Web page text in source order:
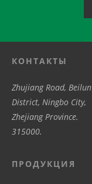
КОНТАКТЫ
Zhujiang Road, Beilun
District, Ningbo City,
Zhejiang Province.
315000.
ПРОДУКЦИЯ